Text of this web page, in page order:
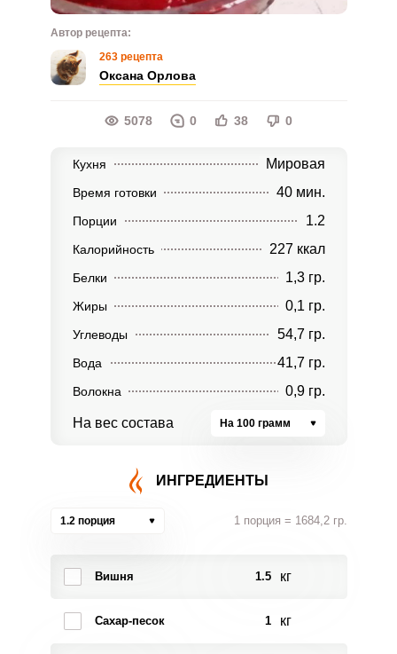
Автор рецепта:
263 рецепта
Оксана Орлова
5078 0 38 0
Кухня Мировая
Время готовки 40 мин.
Порции 1.2
Калорийность 227 ккал
Белки 1,3 гр.
Жиры 0,1 гр.
Углеводы 54,7 гр.
Вода 41,7 гр.
Волокна 0,9 гр.
На вес состава На 100 грамм
ИНГРЕДИЕНТЫ
1.2 порция 1 порция = 1684,2 гр.
Вишня 1.5 кг
Сахар-песок 1 кг